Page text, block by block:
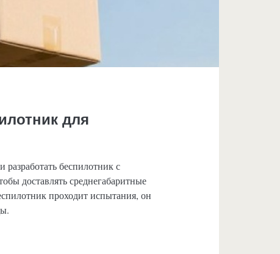
для
беспилотник с
доставлять среднегабаритные
проходит испытания, он